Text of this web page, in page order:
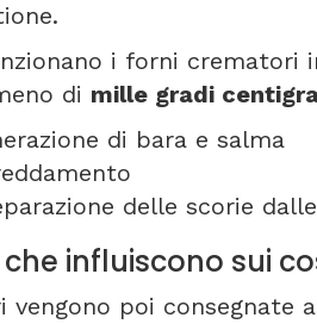
i forni crematori
di mille gradi
di bara e salma
delle scorie
influiscono sui
vengono poi